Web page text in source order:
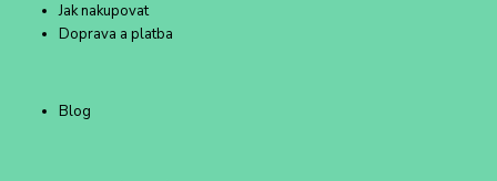
Jak nakupovat
Doprava a platba
Blog